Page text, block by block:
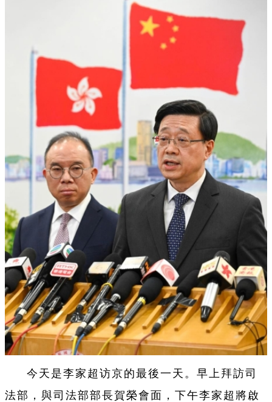
今天是李家超访京的最後一天。早上拜訪司
法部，與司法部部長賀榮會面，下午李家超將啟